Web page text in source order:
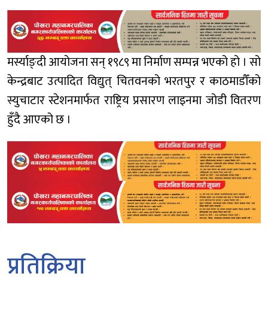
मर्स्याङ्दी आयोजना सन् १९८९ मा निर्माण सम्पन्न भएको हो । सो
केन्द्रबाट उत्पादित विद्युत् चितवनको भरतपुर र काठमाडौँको
स्युचाटार स्टेशनमार्फत राष्ट्रिय प्रसारण लाइनमा जोडी वितरण
हुँदै आएको छ ।
प्रतिक्रिया